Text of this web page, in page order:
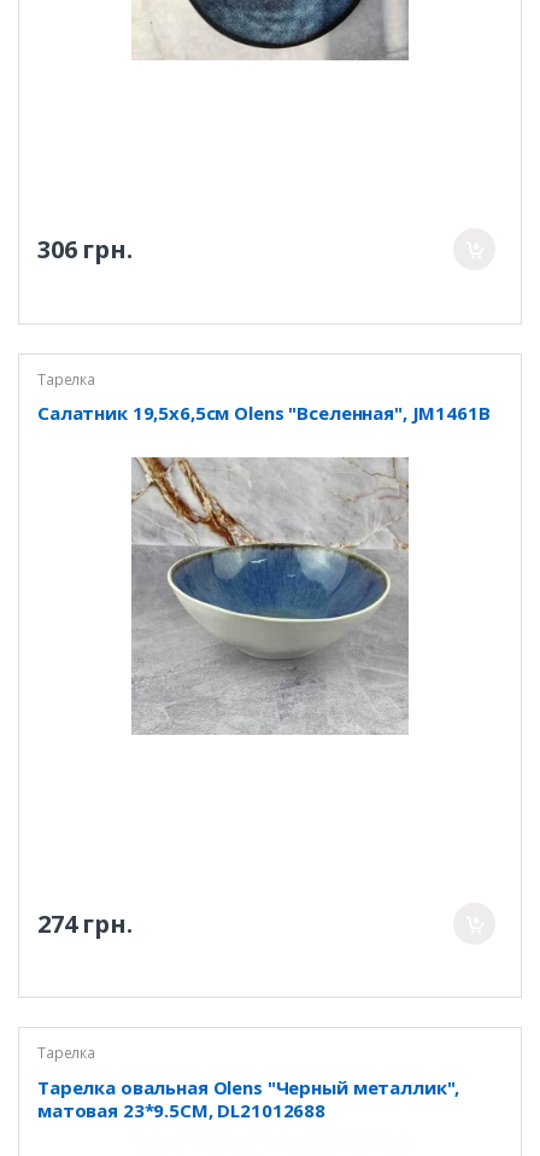
306 грн.
Тарелка
Салатник 19,5х6,5см Olens "Вселенная", JM1461B
274 грн.
Тарелка
Тарелка овальная Olens "Черный металлик",
матовая 23*9.5CM, DL21012688